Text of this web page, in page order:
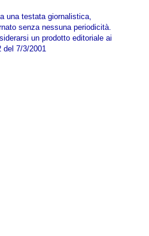
una testata giornalistica,
senza nessuna periodicità.
un prodotto editoriale ai
del 7/3/2001